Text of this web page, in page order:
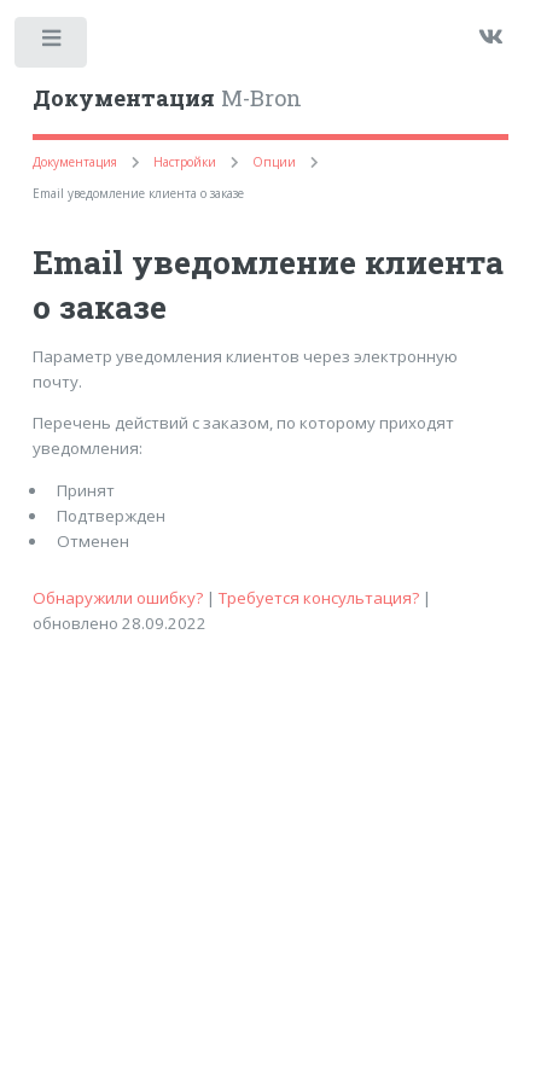
Документация M-Bron
Документация Настройки
Опции
Email уведомление клиента о заказе
Email уведомление клиента
о заказе
Параметр уведомления клиентов через электронную
почту.
Перечень действий с заказом, по которому приходят
уведомления:
Принят
Подтвержден
Отменен
Обнаружили ошибку?| Требуется консультация?|
обновлено 28.09.2022